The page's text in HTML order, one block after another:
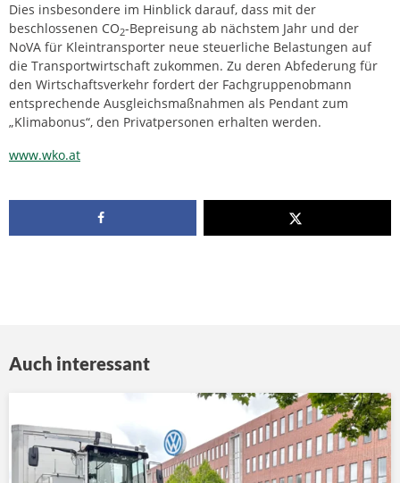
Dies insbesondere im Hinblick darauf, dass mit der
beschlossenen CO2-Bepreisung ab nächstem Jahr und der
NoVA für Kleintransporter neue steuerliche Belastungen auf
die Transportwirtschaft zukommen. Zu deren Abfederung für
den Wirtschaftsverkehr fordert der Fachgruppenobmann
entsprechende Ausgleichsmaßnahmen als Pendant zum
„Klimabonus“, den Privatpersonen erhalten werden.
www.wko.at
Auch interessant